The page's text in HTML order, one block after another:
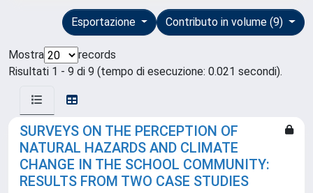
Contributo in volume (9)
Esportazione
Mostra
records
Risultati 1 - 9 di 9 (tempo di esecuzione: 0.021 secondi).
SURVEYS ON THE PERCEPTION OF
NATURAL HAZARDS AND CLIMATE
CHANGE IN THE SCHOOL COMMUNITY:
RESULTS FROM TWO CASE STUDIES